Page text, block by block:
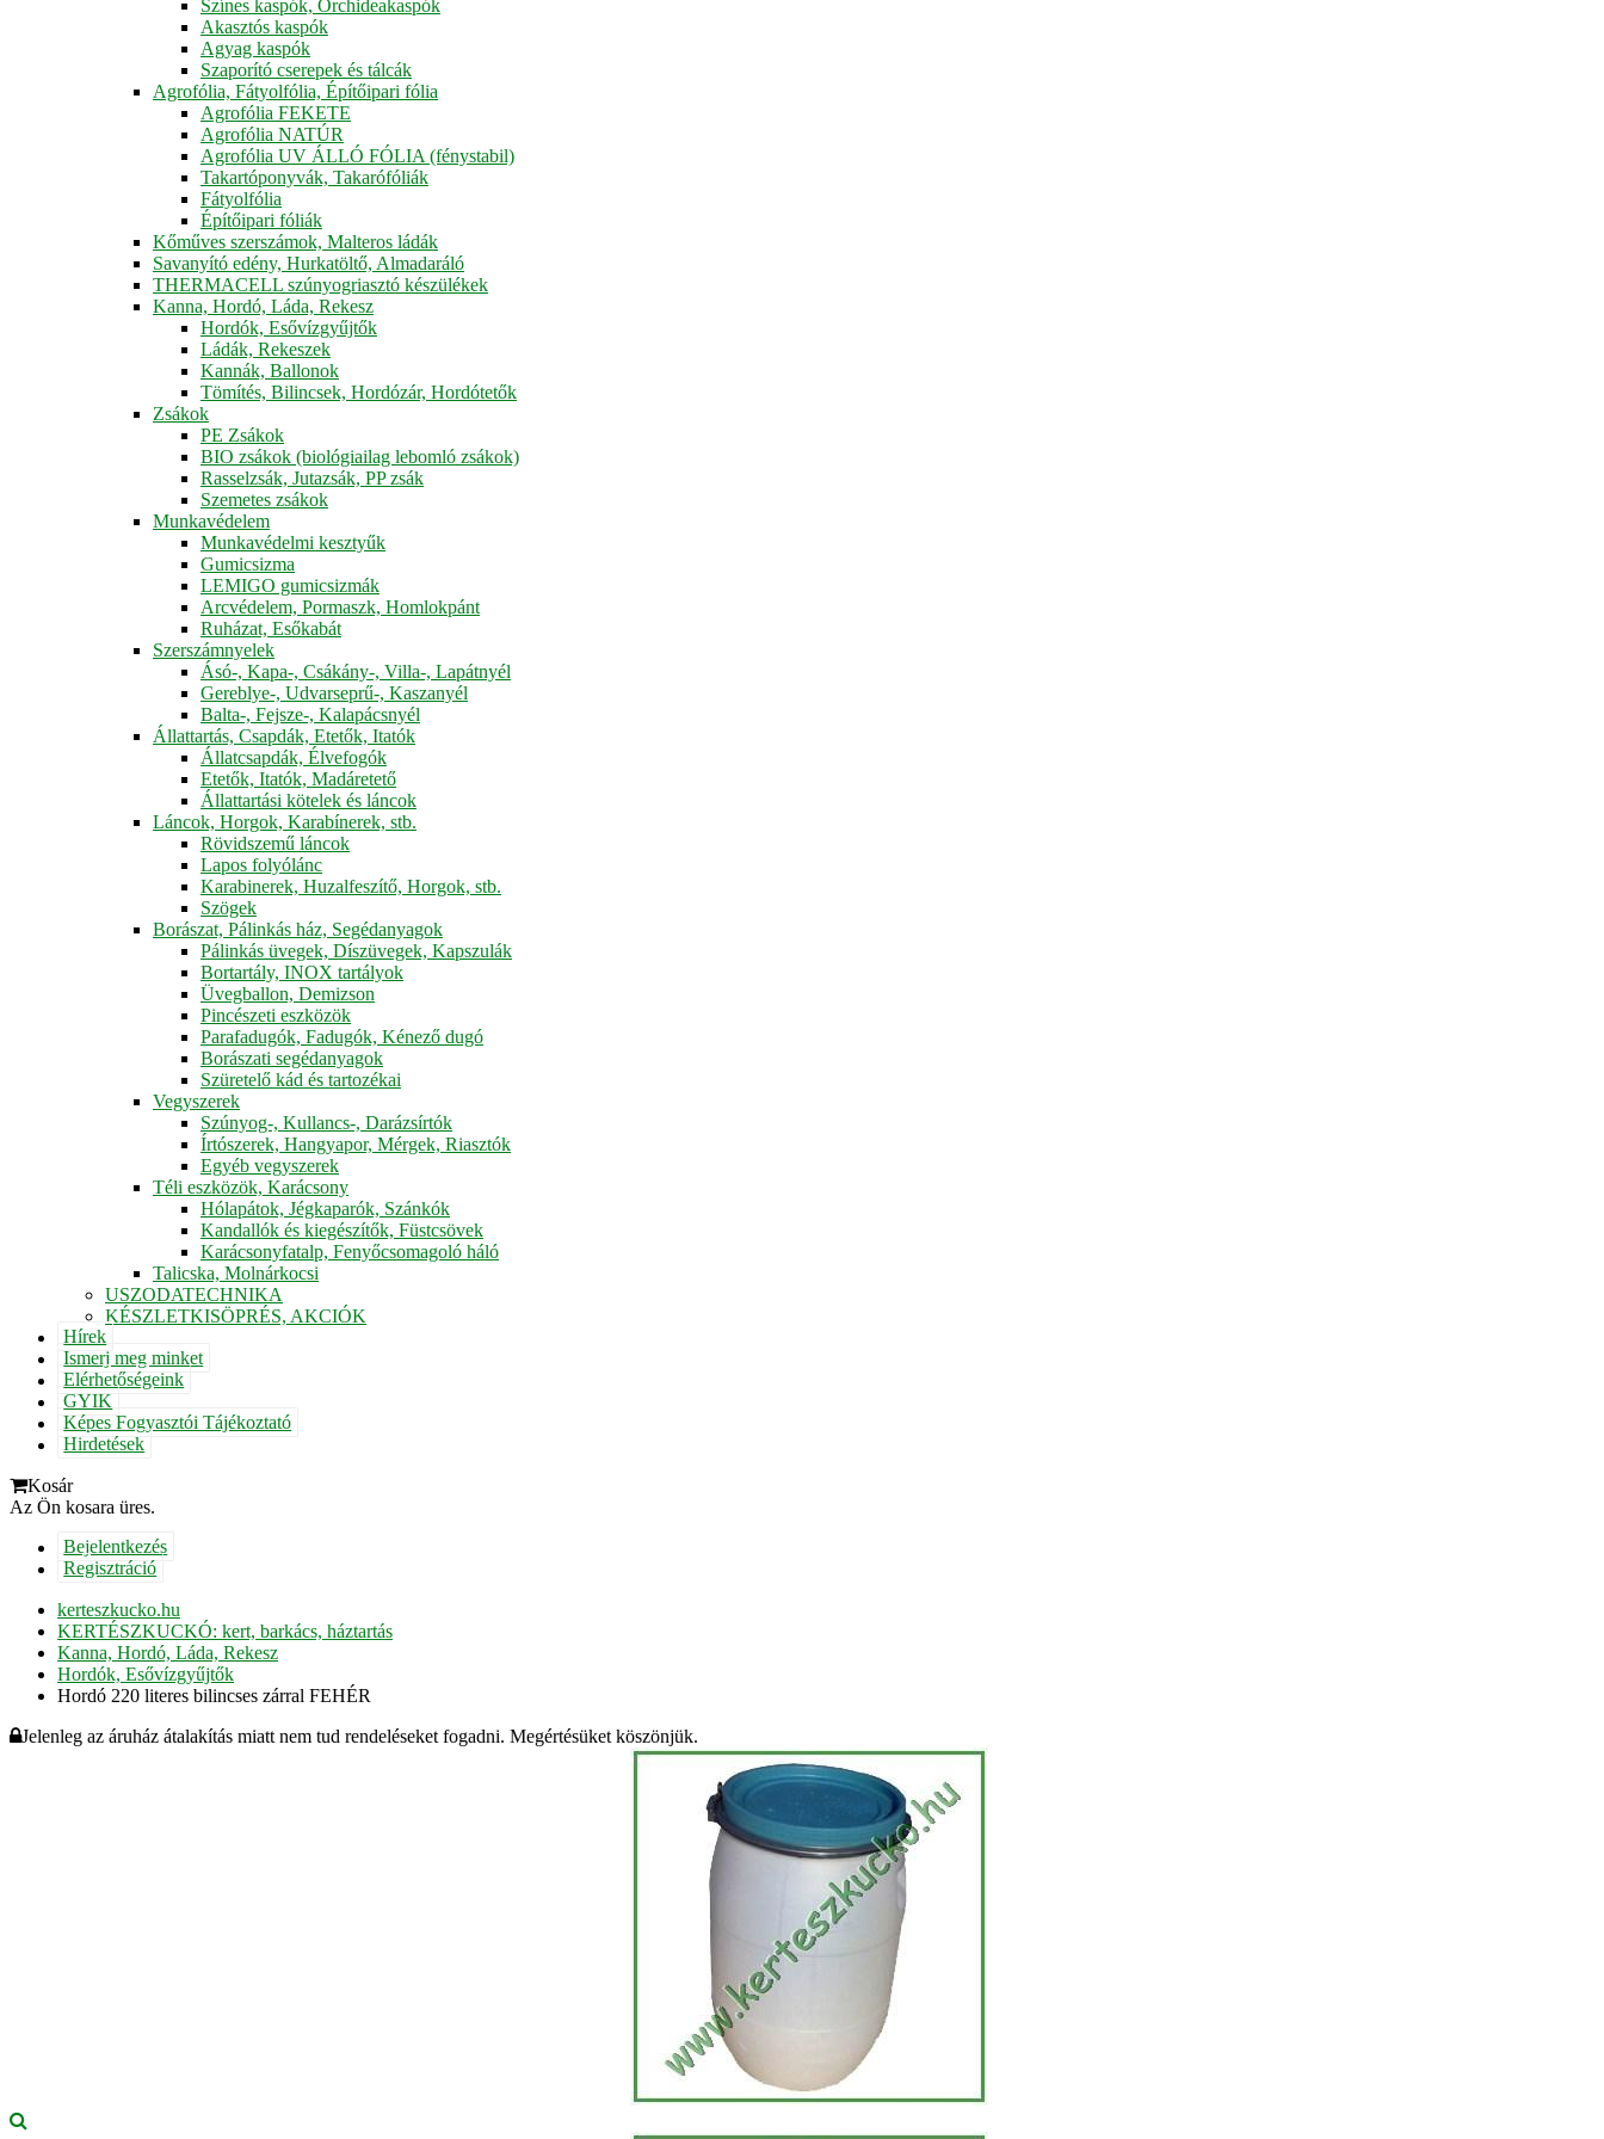
Színes kaspók, Orchideakaspók
Akasztós kaspók
Agyag kaspók
Szaporító cserepek és tálcák
Agrofólia, Fátyolfólia, Építőipari fólia
Agrofólia FEKETE
Agrofólia NATÚR
Agrofólia UV ÁLLÓ FÓLIA (fénystabil)
Takartóponyvák, Takarófóliák
Fátyolfólia
Építőipari fóliák
Kőműves szerszámok, Malteros ládák
Savanyító edény, Hurkatöltő, Almadaráló
THERMACELL szúnyogriasztó készülékek
Kanna, Hordó, Láda, Rekesz
Hordók, Esővízgyűjtők
Ládák, Rekeszek
Kannák, Ballonok
Tömítés, Bilincsek, Hordózár, Hordótetők
Zsákok
PE Zsákok
BIO zsákok (biológiailag lebomló zsákok)
Rasselzsák, Jutazsák, PP zsák
Szemetes zsákok
Munkavédelem
Munkavédelmi kesztyűk
Gumicsizma
LEMIGO gumicsizmák
Arcvédelem, Pormaszk, Homlokpánt
Ruházat, Esőkabát
Szerszámnyelek
Ásó-, Kapa-, Csákány-, Villa-, Lapátnyél
Gereblye-, Udvarseprű-, Kaszanyél
Balta-, Fejsze-, Kalapácsnyél
Állattartás, Csapdák, Etetők, Itatók
Állatcsapdák, Élvefogók
Etetők, Itatók, Madáretető
Állattartási kötelek és láncok
Láncok, Horgok, Karabínerek, stb.
Rövidszemű láncok
Lapos folyólánc
Karabinerek, Huzalfeszítő, Horgok, stb.
Szögek
Borászat, Pálinkás ház, Segédanyagok
Pálinkás üvegek, Díszüvegek, Kapszulák
Bortartály, INOX tartályok
Üvegballon, Demizson
Pincészeti eszközök
Parafadugók, Fadugók, Kénező dugó
Borászati segédanyagok
Szüretelő kád és tartozékai
Vegyszerek
Szúnyog-, Kullancs-, Darázsírtók
Írtószerek, Hangyapor, Mérgek, Riasztók
Egyéb vegyszerek
Téli eszközök, Karácsony
Hólapátok, Jégkaparók, Szánkók
Kandallók és kiegészítők, Füstcsövek
Karácsonyfatalp, Fenyőcsomagoló háló
Talicska, Molnárkocsi
USZODATECHNIKA
KÉSZLETKISÖPRÉS, AKCIÓK
Hírek
Ismerj meg minket
Elérhetőségeink
GYIK
Képes Fogyasztói Tájékoztató
Hirdetések
Kosár
Az Ön kosara üres.
Bejelentkezés
Regisztráció
kerteszkucko.hu
KERTÉSZKUCKÓ: kert, barkács, háztartás
Kanna, Hordó, Láda, Rekesz
Hordók, Esővízgyűjtők
Hordó 220 literes bilincses zárral FEHÉR
Jelenleg az áruház átalakítás miatt nem tud rendeléseket fogadni. Megértésüket köszönjük.